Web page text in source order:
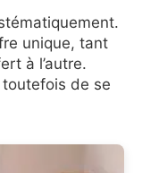
unique, tant
à l’autre.
de se